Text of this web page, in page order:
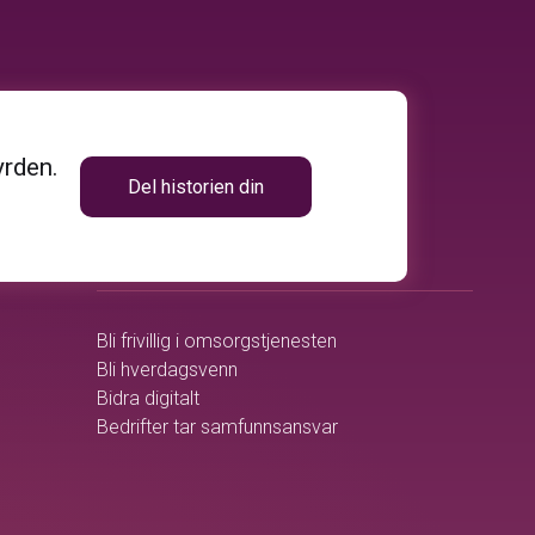
Del historien din
Bli frivillig i omsorgstjenesten
Bli hverdagsvenn
Bidra digitalt
Bedrifter tar samfunnsansvar